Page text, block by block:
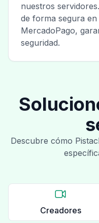
nuestros
de forma segura
MercadoPago,
seguridad.
Descubre cómo
Creadores